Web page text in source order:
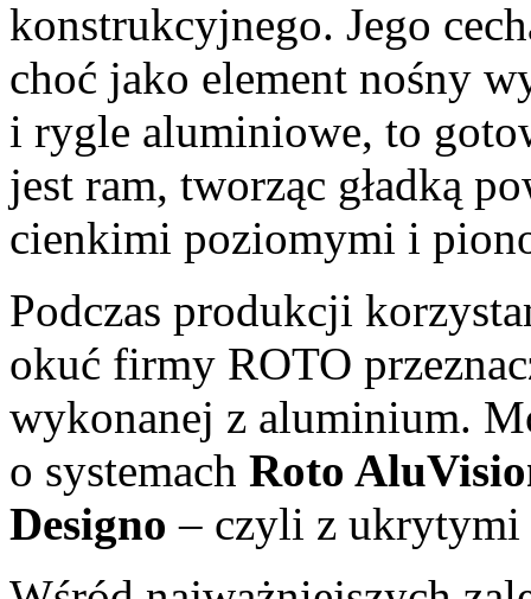
konstrukcyjnego. Jego
choć jako element nośny
i rygle aluminiowe, to
jest ram, tworząc gładką
cienkimi poziomymi i
Podczas produkcji
okuć firmy ROTO
wykonanej z aluminium.
o systemach Roto
Designo – czyli z ukrytymi